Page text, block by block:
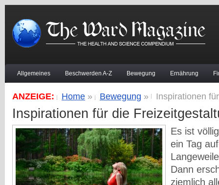
Allgemeines Beschwerden A-Z Bewegung Ernährung
ANZEIGE: Home » Bewegung » Inspirationen
Inspirationen für die
Es ist
ein Tag
Dann
ziemlich